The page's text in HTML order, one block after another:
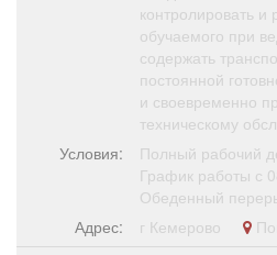
контролировать и
обучаемого при
содержать
постоянной
и своевременно
техническому
Условия:
Полный рабочий
График работы с
Обеденный
Адрес:
г Кемерово